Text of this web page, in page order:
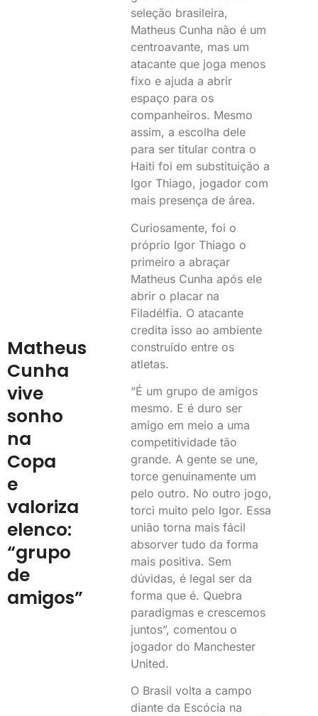
Matheus
Cunha
vive
sonho
na
Copa
e
valoriza
elenco:
“grupo
de
amigos”
seleção brasileira,
Matheus Cunha não é um
centroavante, mas um
atacante que joga menos
fixo e ajuda a abrir
espaço para os
companheiros. Mesmo
assim, a escolha dele
para ser titular contra o
Haiti foi em substituição a
Igor Thiago, jogador com
mais presença de área.
Curiosamente, foi o
próprio Igor Thiago o
primeiro a abraçar
Matheus Cunha após ele
abrir o placar na
Filadélfia. O atacante
credita isso ao ambiente
construído entre os
atletas.
“É um grupo de amigos
mesmo. E é duro ser
amigo em meio a uma
competitividade tão
grande. A gente se une,
torce genuinamente um
pelo outro. No outro jogo,
torci muito pelo Igor. Essa
união torna mais fácil
absorver tudo da forma
mais positiva. Sem
dúvidas, é legal ser da
forma que é. Quebra
paradigmas e crescemos
juntos”, comentou o
jogador do Manchester
United.
O Brasil volta a campo
diante da Escócia na